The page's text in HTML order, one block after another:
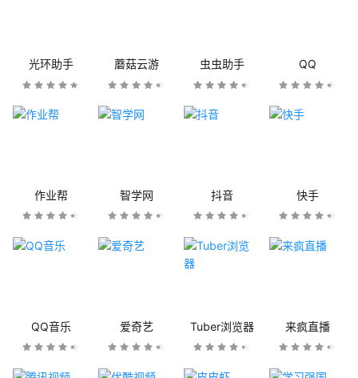
光环助手 蘑菇云游 虫虫助手 QQ
作业帮 智学网 抖音 快手
QQ音乐 爱奇艺 Tuber浏览器 来疯直播